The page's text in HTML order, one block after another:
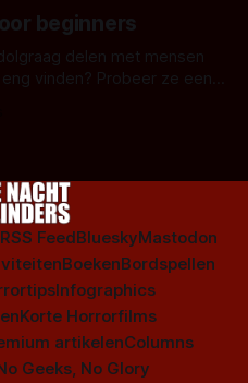
Maar Nederlandse horror
aantal Nederlandse tv-
series uit het duistere of horrorgenre. Als
beginners
delen met mensen
vinden? Probeer ze eens
RSS FeedBlueskyMastodon
BoekenBordspellen
Infographics
Korte Horrorfilms
artikelenColumns
Geeks, No Glory